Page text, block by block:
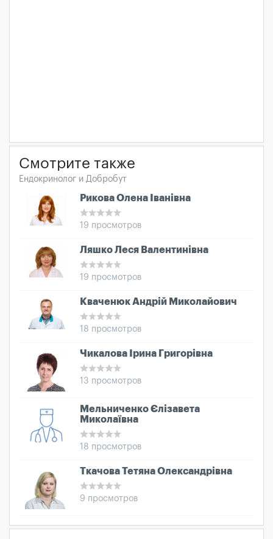
Смотрите также
Ендокринолог и Добробут
Рикова Олена Іванівна
19 просмотров
Ляшко Леся Валентинівна
19 просмотров
Кваченюк Андрій Миколайович
18 просмотров
Чикалова Ірина Григорівна
13 просмотров
Мельниченко Єлізавета
Миколаївна
18 просмотров
Ткачова Тетяна Олександрівна
9 просмотров